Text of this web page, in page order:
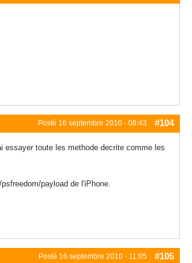
Posté 16 septembre 2010 - 08:43 #104
essayer toute les methode decrite comme les
payload de l'iPhone.
Posté 16 septembre 2010 - 11:05 #105